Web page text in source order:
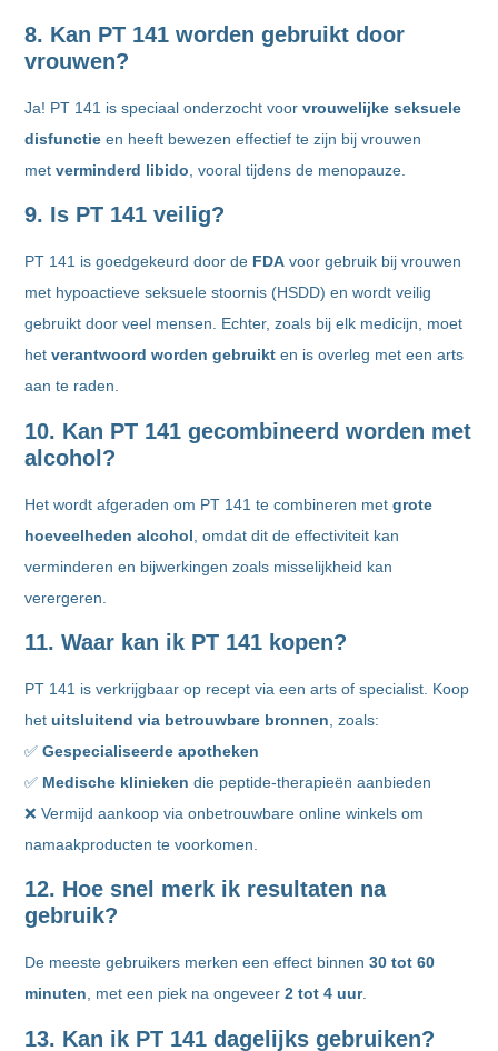
8. Kan PT 141 worden gebruikt door
vrouwen?
Ja! PT 141 is speciaal onderzocht voorvrouwelijke seksuele
disfunctie en heeft bewezen effectief te zijn bij vrouwen
metverminderd libido , vooral tijdens de menopauze.
9. Is PT 141 veilig?
PT 141 is goedgekeurd door de FDA voor gebruik bij vrouwen
met hypoactieve seksuele stoornis (HSDD) en wordt veilig
gebruikt door veel mensen. Echter, zoals bij elk medicijn, moet
hetverantwoord worden gebruikt en is overleg met een arts
aan te raden.
10. Kan PT 141 gecombineerd worden met
alcohol?
Het wordt afgeraden om PT 141 te combineren metgrote
hoeveelheden alcohol , omdat dit de effectiviteit kan
verminderen en bijwerkingen zoals misselijkheid kan
verergeren.
11. Waar kan ik PT 141 kopen?
PT 141 is verkrijgbaar op recept via een arts of specialist. Koop
hetuitsluitend via betrouwbare bronnen , zoals:
✅Gespecialiseerde apotheken
✅ Medische klinieken die peptide-therapieën aanbieden
❌ Vermijd aankoop via onbetrouwbare online winkels om
namaakproducten te voorkomen.
12. Hoe snel merk ik resultaten na
gebruik?
De meeste gebruikers merken een effect binnen30 tot 60
minuten, met een piek na ongeveer2 tot 4 uur.
13. Kan ik PT 141 dagelijks gebruiken?